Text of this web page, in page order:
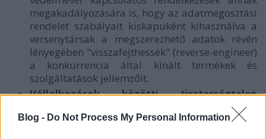
Blog - Do Not Process My Personal Information
megakadályozására is, hogy az adatmegosztási
rendelet szabályait kiskapuként kihasználva a
versenytársak a megszerezhető adatok révén
lényegében "visszafejthessék" (reverse-engineer)
a konkurrencia által kínált termékek és
szolgáltatások jellemzőit.
Vállalkozások közötti tisztességtelen
A Data Act meghatározza, hogy mely
esetekben minősülnek tisztességtelennek a